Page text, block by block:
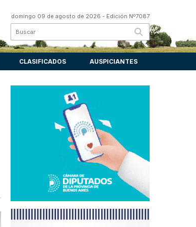
domingo 09 de agosto de 2026 - Edición Nº7087
CLASIFICADOS AUSPICIANTES